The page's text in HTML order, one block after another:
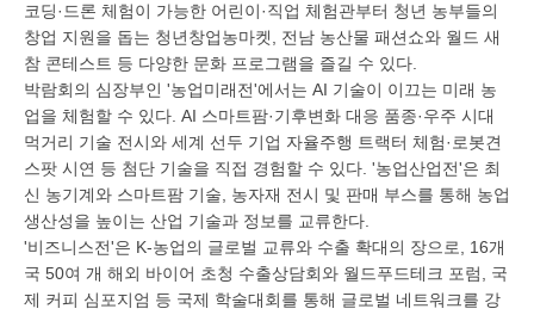
코딩·드론 체험이 가능한 어린이·직업 체험관부터 청년 농부들의
창업 지원을 돕는 청년창업농마켓, 전남 농산물 패션쇼와 월드 새
참 콘테스트 등 다양한 문화 프로그램을 즐길 수 있다.
박람회의 심장부인 '농업미래전'에서는 AI 기술이 이끄는 미래 농
업을 체험할 수 있다. AI 스마트팜·기후변화 대응 품종·우주 시대
먹거리 기술 전시와 세계 선두 기업 자율주행 트랙터 체험·로봇견
스팟 시연 등 첨단 기술을 직접 경험할 수 있다. '농업산업전'은 최
신 농기계와 스마트팜 기술, 농자재 전시 및 판매 부스를 통해 농업
생산성을 높이는 산업 기술과 정보를 교류한다.
'비즈니스전'은 K-농업의 글로벌 교류와 수출 확대의 장으로, 16개
국 50여 개 해외 바이어 초청 수출상담회와 월드푸드테크 포럼, 국
제 커피 심포지엄 등 국제 학술대회를 통해 글로벌 네트워크를 강